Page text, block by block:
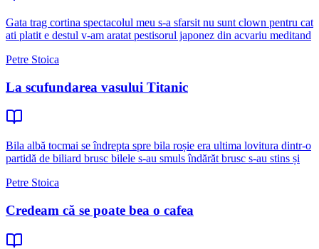
Gata trag cortina spectacolul meu s-a sfarsit nu sunt clown pentru cat
ati platit e destul v-am aratat pestisorul japonez din acvariu meditand
Petre Stoica
La scufundarea vasului Titanic
Bila albă tocmai se îndrepta spre bila roșie era ultima lovitura dintr-o
partidă de biliard brusc bilele s-au smuls îndărăt brusc s-au stins și
Petre Stoica
Credeam că se poate bea o cafea